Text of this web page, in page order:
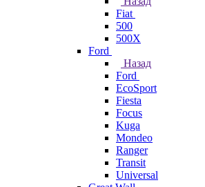
Fiat
500
500X
Ford
Назад
Ford
EcoSport
Fiesta
Focus
Kuga
Mondeo
Ranger
Transit
Universal